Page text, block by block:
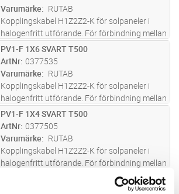
Varumärke
RUTAB
Kopplingskabel H1Z2Z2-K för solpaneler i
halogenfritt utförande. För förbindning mellan
solcellspaneler och frekvensomriktare med
kopplingslådor. Kablarna är godkända av TÜV.
M Lägg i kundvagn
PV1-F 1X6 SVART T500
ArtNr 0377535
Varumärke
RUTAB
Kopplingskabel H1Z2Z2-K för solpaneler i
halogenfritt utförande. För förbindning mellan
solcellspaneler och frekvensomriktare med
kopplingslådor. Kablarna är godkända av TÜV.
M Lägg i kundvagn
PV1-F 1X4 SVART T500
ArtNr 0377505
Varumärke
RUTAB
Kopplingskabel H1Z2Z2-K för solpaneler i
halogenfritt utförande. För förbindning mellan
solcellspaneler och frekvensomriktare med
kopplingslådor. Kablarna är godkända av TÜV.